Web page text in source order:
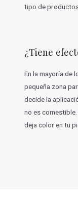
tipo de
¿Tiene
En la mayoría de
pequeña zona
decide la
no es
deja color en tu